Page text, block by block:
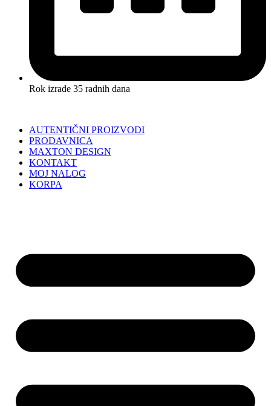
Rok izrade 35 radnih dana
AUTENTIČNI PROIZVODI
PRODAVNICA
MAXTON DESIGN
KONTAKT
MOJ NALOG
KORPA